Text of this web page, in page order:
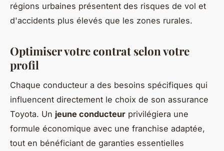
régions urbaines présentent des risques de vol et
d'accidents plus élevés que les zones rurales.
Optimiser votre contrat selon votre
profil
Chaque conducteur a des besoins spécifiques qui
influencent directement le choix de son assurance
Toyota. Un jeune conducteur privilégiera une
formule économique avec une franchise adaptée,
tout en bénéficiant de garanties essentielles